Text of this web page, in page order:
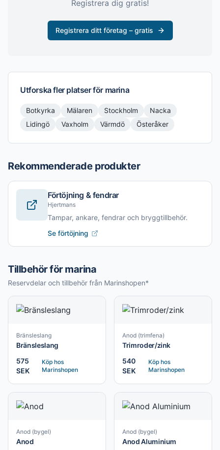
Registrera dig gratis!
Registrera ditt företag – gratis
Utforska fler platser för marina
Botkyrka Mälaren Stockholm
Nacka
Lidingö
Vaxholm Värmdö Österåker
Rekommenderade produkter
Förtöjning & fendrar
Hjertmans
Tampar, ankare, fendrar och bryggtillbehör.
Se förtöjning
Tillbehör för marina
Reservdelar och tillbehör från Marinshopen*
Bränsleslang
Bränsleslang
575
SEK
Köp hos
Marinshopen
Anod (trimfena)
Trimroder/zink
540
SEK
Köp hos
Marinshopen
Anod (bygel)
Anod
Anod (bygel)
Anod Aluminium